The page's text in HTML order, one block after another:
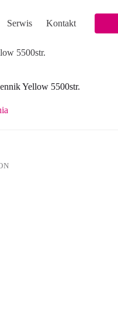
Serwis Kontakt
5500str.
Yellow 5500str.